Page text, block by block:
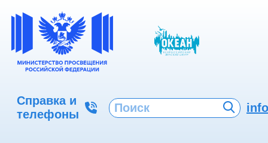
Справка и
телефоны